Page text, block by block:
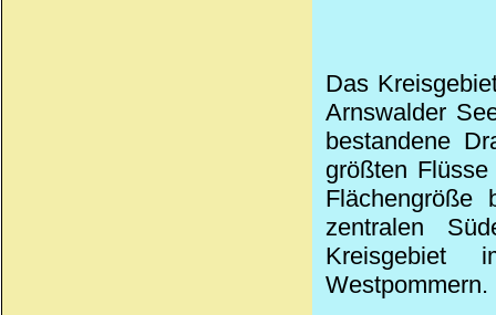
Das
Arnswalder
bestandene
größten
zentralen
Kreisgebiet
Westpommern.